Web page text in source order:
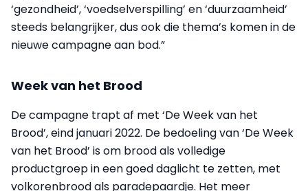
‘gezondheid’, ‘voedselverspilling’ en ‘duurzaamheid’
steeds belangrijker, dus ook die thema’s komen in de
nieuwe campagne aan bod.”
Week van het Brood
De campagne trapt af met ‘De Week van het
Brood’, eind januari 2022. De bedoeling van ‘De Week
van het Brood’ is om brood als volledige
productgroep in een goed daglicht te zetten, met
volkorenbrood als paradepaardje. Het meer